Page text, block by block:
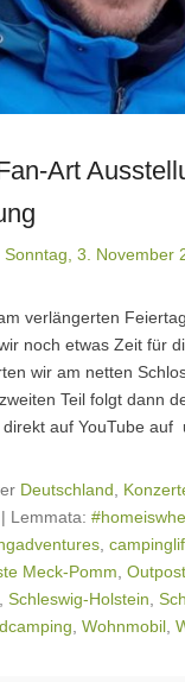
Art
Sonntag, 3. November
verlängerten
noch etwas Zeit für
wir am netten
Teil folgt dann
auf YouTube auf
Deutschland
| Lemmata:
Meck-Pomm
Schleswig-Holstein
Wohnmobil